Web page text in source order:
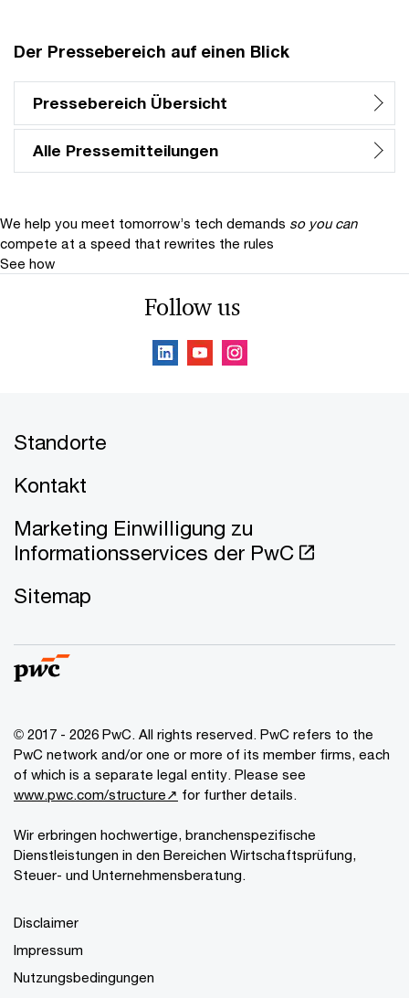
Der Pressebereich auf einen Blick
Pressebereich Übersicht
Alle Pressemitteilungen
We help you meet tomorrow’s tech demands so you can
compete at a speed that rewrites the rules
See how
Follow us
Standorte
Kontakt
Marketing Einwilligung zu
Informationsservices der PwC
Sitemap
© 2017 - 2026 PwC. All rights reserved. PwC refers to the
PwC network and/or one or more of its member firms, each
of which is a separate legal entity. Please see
www.pwc.com/structure↗ for further details.
Wir erbringen hochwertige, branchenspezifische
Dienstleistungen in den Bereichen Wirtschaftsprüfung,
Steuer- und Unternehmensberatung.
Disclaimer
Impressum
Nutzungsbedingungen